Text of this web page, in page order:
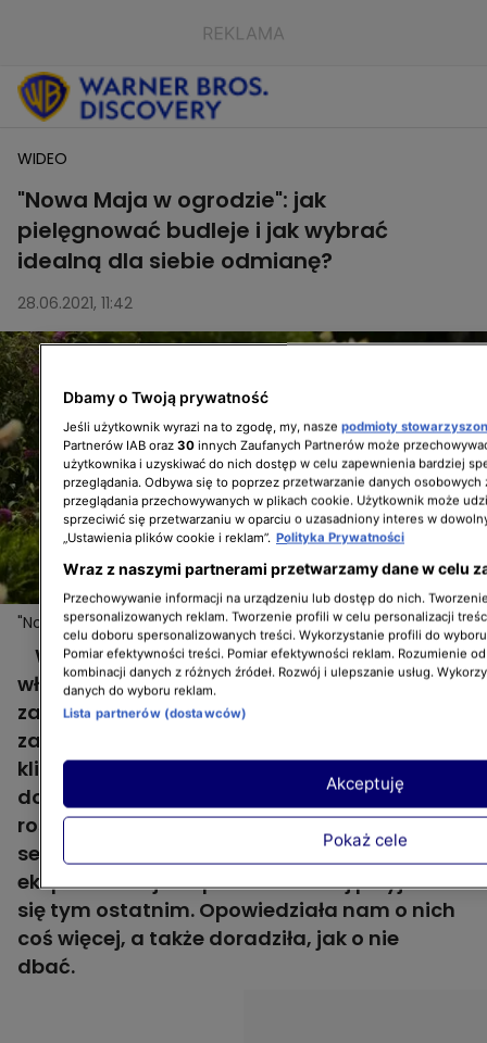
WIDEO
"Nowa Maja w ogrodzie": jak
pielęgnować budleje i jak wybrać
idealną dla siebie odmianę?
28.06.2021, 11:42
"Nowa Maja w ogrodzie": jak pielęgnować budleje i
jak wybrać idealną dla siebie odmianę?
Więcej
W Gliwicach odkrywamy ogród polsko-
włoskiej rodziny. Pełno w nim uroczych
zakątków i ciekawych pomysłów, a całość
zainspirowana jest śródziemnomorskim
klimatem i ogrodami Włoch. Są ceramiczne
donice, murki i pergole, do tego pachnące
rośliny – lawenda i budleja. W 17. odcinku 5.
sezonu "Nowej Mai w ogrodzie" nasza
ekspertka Maja Popielarska bliżej przyjrzała
się tym ostatnim. Opowiedziała nam o nich
coś więcej, a także doradziła, jak o nie
dbać.
Dbamy o Twoją prywatność
Jeśli użytkownik wyrazi na to zgodę, my, nasze podmioty
Partnerów IAB oraz 30 innych Zaufanych Partnerów może
użytkownika i uzyskiwać do nich dostęp w celu zapewnienia bardziej
przeglądania. Odbywa się to poprzez przetwarzanie danych osobowych
przeglądania przechowywanych w plikach cookie. Użytkownik może
sprzeciwić się przetwarzaniu w oparciu o uzasadniony interes w
„Ustawienia plików cookie i reklam”. Polityka Prywatności
Wraz z naszymi partnerami przetwarzamy dane w celu
Przechowywanie informacji na urządzeniu lub dostęp do nich.
spersonalizowanych reklam. Tworzenie profili w celu personalizacji
celu doboru spersonalizowanych treści. Wykorzystanie profili do
Pomiar efektywności treści. Pomiar efektywności reklam. Rozumienie
kombinacji danych z różnych źródeł. Rozwój i ulepszanie usług.
danych do wyboru reklam.
Lista partnerów (dostawców)
Pokaż cele
Akceptuję